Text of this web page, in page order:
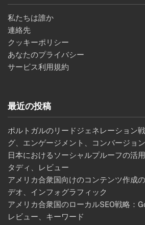
私たちは誰か
連絡先
クッキーポリシー
あなたのプライバシー
サービス利用規約
最近の投稿
ポルトガルのリードジェネレーション
グ、エンゲージメント、コンバージョン
日本におけるソーシャルプルーフの活
タディ、レビュー
アメリカ合衆国向けのコンテンツ作成
デオ、インフォグラフィック
アメリカ合衆国のローカルSEO戦略：
レビュー、キーワード